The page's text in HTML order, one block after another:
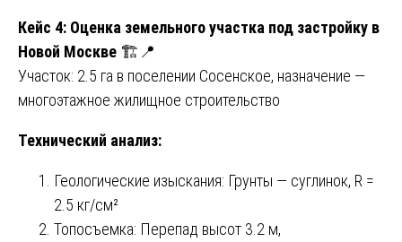
Кейс 4: Оценка земельного участка под застройку в
Новой Москве 🏗️📍
Участок: 2.5 га в поселении Сосенское, назначение —
многоэтажное жилищное строительство
Технический анализ:
Геологические изыскания: Грунты — суглинок, R =
2.5 кг/см²
Топосъемка: Перепад высот 3.2 м,